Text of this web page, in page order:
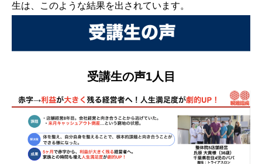
生は、このような結果を出されています。
受講生の声1人目